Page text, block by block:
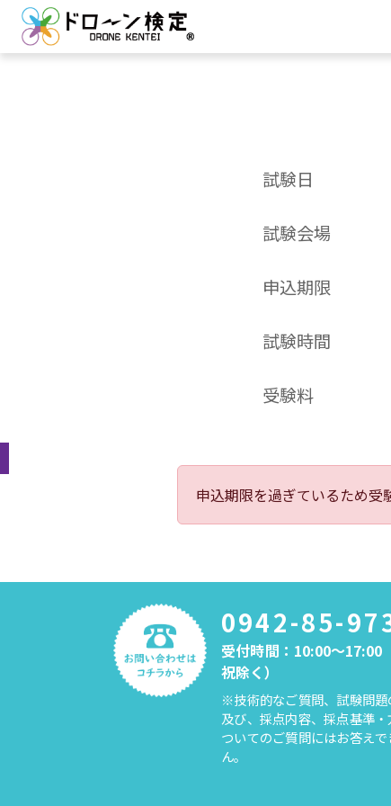
試験日
試験会場
申込期限
試験時間
受験料
申込期限を過ぎているため受
0942-85-
受付時間：10:00～17:00
祝除く）
※技術的なご質問、試験問題
及び、採点内容、採点基準・
ついてのご質問にはお答え
ん。